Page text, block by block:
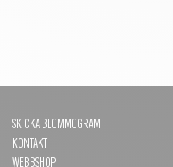
SKICKA BLOMMOGRAM
KONTAKT
WEBBSHOP